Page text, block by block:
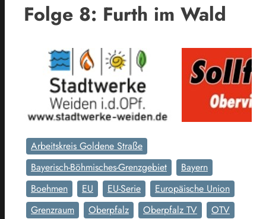
Folge 8: Furth im Wald
Arbeitskreis Goldene Straße
Bayerisch-Böhmisches-Grenzgebiet
Bayern
Boehmen
EU EU-Serie
Europäische Union
Grenzraum
Oberpfalz Oberpfalz TV
OTV